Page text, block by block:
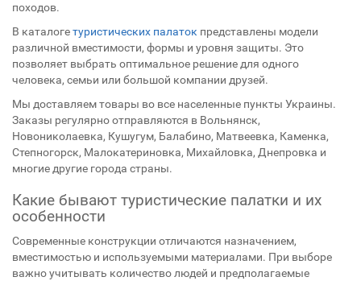
походов.
В каталогетуристических палаток представлены модели
различной вместимости, формы и уровня защиты. Это
позволяет выбрать оптимальное решение для одного
человека, семьи или большой компании друзей.
Мы доставляем товары во все населенные пункты Украины.
Заказы регулярно отправляются в Вольнянск,
Новониколаевка, Кушугум, Балабино, Матвеевка, Каменка,
Степногорск, Малокатериновка, Михайловка, Днепровка и
многие другие города страны.
Какие бывают туристические палатки и их
особенности
Современные конструкции отличаются назначением,
вместимостью и используемыми материалами. При выборе
важно учитывать количество людей и предполагаемые